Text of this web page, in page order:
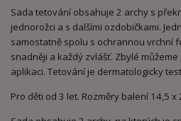
Sada tetování obsahuje 2 archy s
jednorožci a s dalšími ozdobičkami.
samostatně spolu s ochrannou vrchní
snadněji a každý zvlášť. Zbylé
aplikaci. Tetování je dermatologicky
Pro děti od 3 let. Rozměry balení 14,5 x